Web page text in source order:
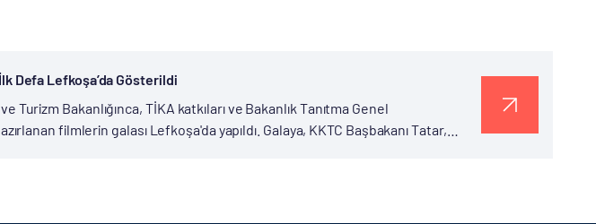
Defa Lefkoşa’da Gösterildi
Bakanlığınca, TİKA katkıları ve Bakanlık Tanıtma Genel
filmlerin galası Lefkoşa'da yapıldı. Galaya, KKTC Başbakanı Tatar,